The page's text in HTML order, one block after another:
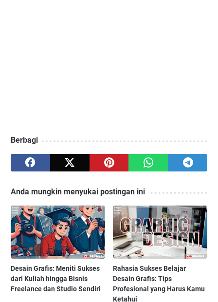
Berbagi
Anda mungkin menyukai postingan ini
Desain Grafis: Meniti Sukses
dari Kuliah hingga Bisnis
Freelance dan Studio Sendiri
Rahasia Sukses Belajar
Desain Grafis: Tips
Profesional yang Harus Kamu
Ketahui